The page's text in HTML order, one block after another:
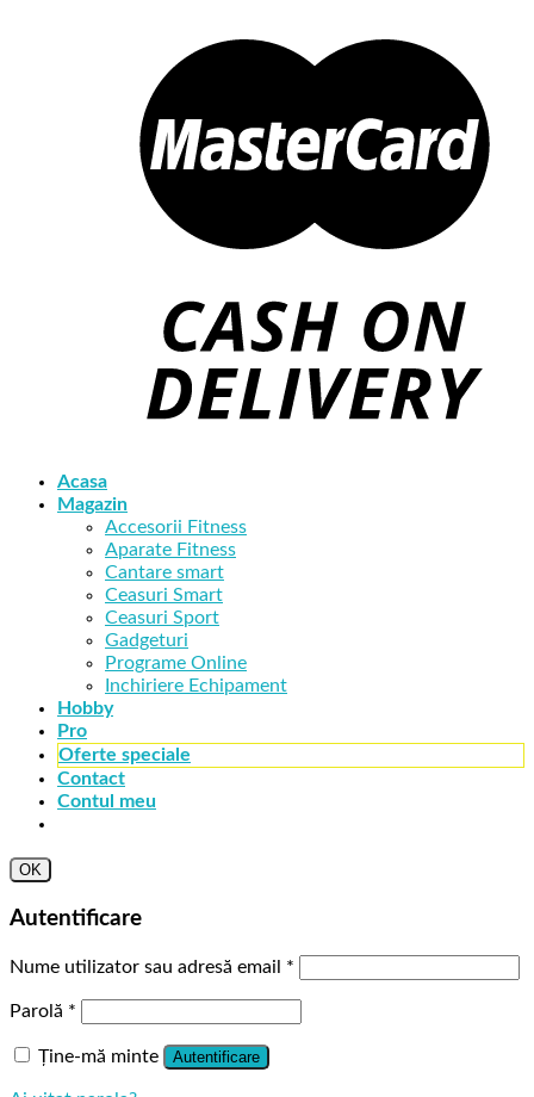
Acasa
Magazin
Accesorii Fitness
Aparate Fitness
Cantare smart
Ceasuri Smart
Ceasuri Sport
Gadgeturi
Programe Online
Inchiriere Echipament
Hobby
Pro
Oferte speciale
Contact
Contul meu
OK
Autentificare
Nume utilizator sau adresă email *
Parolă *
Ține-mă minte Autentificare